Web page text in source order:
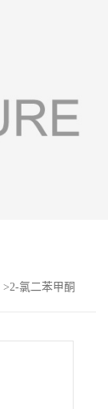
>2-氯二苯甲酮